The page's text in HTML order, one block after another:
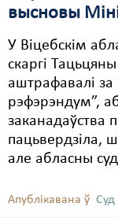
высновы
У Віцебскім
скаргі
аштрафавалі
рэфэрэндум”,
заканадаўства
пацьвердзіла,
але абласны
Апублікавана ў Суд